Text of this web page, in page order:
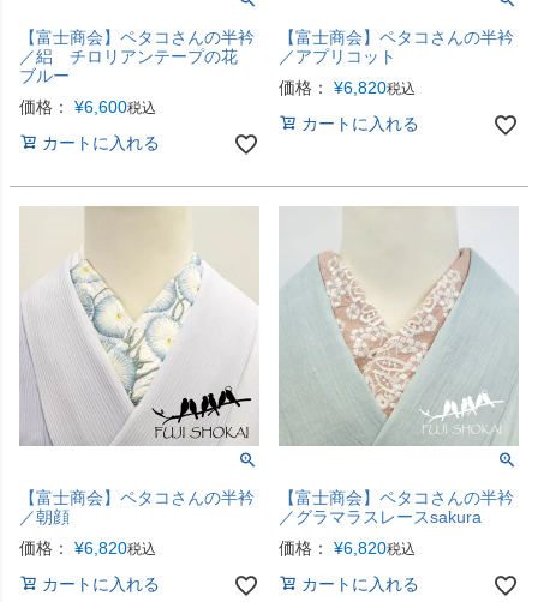
【富士商会】ペタコさんの半衿
／絽 チロリアンテープの花
ブルー
価格：
¥6,600税込
カートに入れる
【富士商会】ペタコさんの半衿
／アプリコット
価格：
¥6,820税込
カートに入れる
【富士商会】ペタコさんの半衿
／朝顔
価格：
¥6,820税込
カートに入れる
【富士商会】ペタコさんの半衿
／グラマラスレースsakura
価格：
¥6,820税込
カートに入れる